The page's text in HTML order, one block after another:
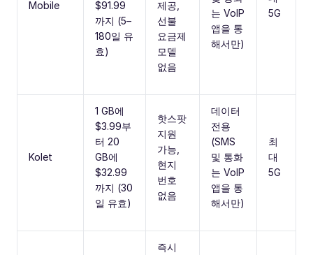
Mobile
$91.99
까지 (5–
180일 유
효)
제공,
선불
요금제
모델
없음
는 VoIP
앱을 통
해서만)
5G
Kolet
1 GB에
$3.99부
터 20
GB에
$32.99
까지 (30
일 유효)
핫스팟
지원
가능,
현지
번호
없음
데이터
전용
(SMS
및 통화
는 VoIP
앱을 통
해서만)
최
대
5G
즉시